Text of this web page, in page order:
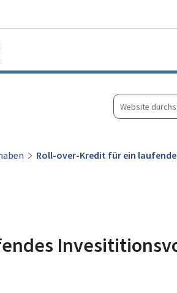
Website
durchsuchen
Roll-over-Kredit für ein